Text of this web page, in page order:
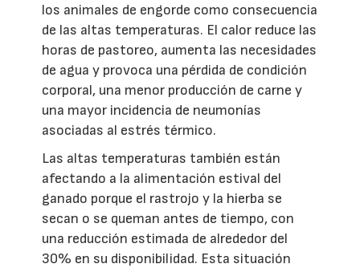
los animales de engorde como consecuencia
de las altas temperaturas. El calor reduce las
horas de pastoreo, aumenta las necesidades
de agua y provoca una pérdida de condición
corporal, una menor producción de carne y
una mayor incidencia de neumonías
asociadas al estrés térmico.
Las altas temperaturas también están
afectando a la alimentación estival del
ganado porque el rastrojo y la hierba se
secan o se queman antes de tiempo, con
una reducción estimada de alrededor del
30% en su disponibilidad. Esta situación